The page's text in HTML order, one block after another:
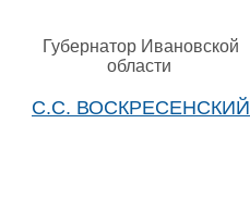
Губернатор Ивановской
области
С.С. ВОСКРЕСЕНСКИЙ